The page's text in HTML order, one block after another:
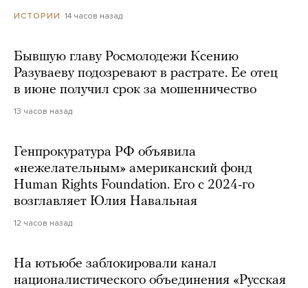
ИСТОРИИ 14 часов назад
Бывшую главу Росмолодежи Ксению
Разуваеву подозревают в растрате. Ее отец
в июне получил срок за мошенничество
13 часов назад
Генпрокуратура РФ объявила
«нежелательным» американский фонд
Human Rights Foundation. Его с 2024-го
возглавляет Юлия Навальная
12 часов назад
На ютьюбе заблокировали канал
националистического объединения «Русская